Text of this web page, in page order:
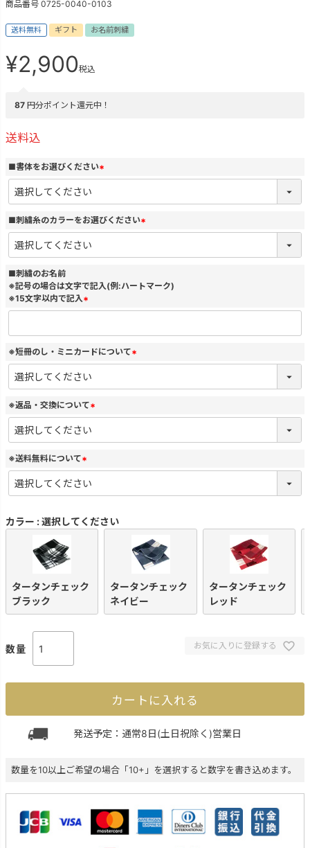
商品番号 0725-0040-0103
送料無料 ギフト お名前刺繍
¥2,900税込
87 円分ポイント還元中！
送料込
■書体をお選びください
(
須
)
■刺繍糸のカラーをお選びください
(
須
■刺繍のお名前
※記号の場合は文字で記入(例:ハートマーク)
※15文字以内で記入
(
須
)
※短冊のし・ミニカードについて
(
須
※返品・交換について
(
必
須
※送料無料について
(
必
須
カラー 選択してください
タータンチェック
ブラック
タータンチェック
ネイビー
タータンチェック
レッド
お気に入りに登録する
カートに入れる
発送予定：通常8日(土日祝除く)営業日
数量を10以上ご希望の場合「10+」を選択すると数字を書き込めます。